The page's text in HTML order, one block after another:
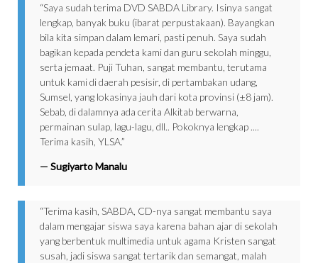
“Saya sudah terima DVD SABDA Library. Isinya sangat
lengkap, banyak buku (ibarat perpustakaan). Bayangkan
bila kita simpan dalam lemari, pasti penuh. Saya sudah
bagikan kepada pendeta kami dan guru sekolah minggu,
serta jemaat. Puji Tuhan, sangat membantu, terutama
untuk kami di daerah pesisir, di pertambakan udang,
Sumsel, yang lokasinya jauh dari kota provinsi (±8 jam).
Sebab, di dalamnya ada cerita Alkitab berwarna,
permainan sulap, lagu-lagu, dll.. Pokoknya lengkap ....
Terima kasih, YLSA.”
— Sugiyarto Manalu
“Terima kasih, SABDA, CD-nya sangat membantu saya
dalam mengajar siswa saya karena bahan ajar di sekolah
yang berbentuk multimedia untuk agama Kristen sangat
susah, jadi siswa sangat tertarik dan semangat, malah